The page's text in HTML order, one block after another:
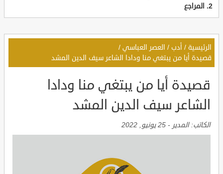
المراجع
الرئيسية / أدب / العصر العباسي /
قصيدة أيا من يبتغي منا ودادا الشاعر سيف الدين المشد
قصيدة أيا من يبتغي منا ودادا
الشاعر سيف الدين المشد
الكاتب:المدير - 25 يونيو, 2022